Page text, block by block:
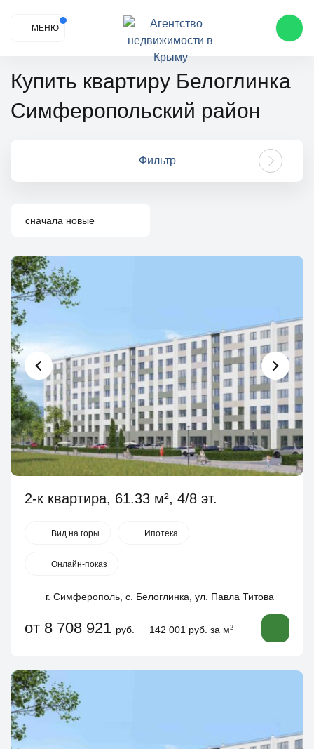
МЕНЮ
Купить квартиру Белоглинка
Симферопольский район
Фильтр
сначала новые
2-к квартира, 61.33 м², 4/8 эт.
Вид на горы Ипотека
Онлайн-показ
г. Симферополь, с. Белоглинка, ул. Павла Титова
от 8 708 921 руб. 142 001 руб. за м2